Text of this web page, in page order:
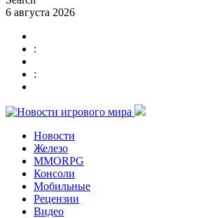
6 августа 2026
:
:
Новости
Железо
MMORPG
Консоли
Мобильные
Рецензии
Видео